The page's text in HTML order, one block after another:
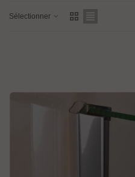
Sélectionner